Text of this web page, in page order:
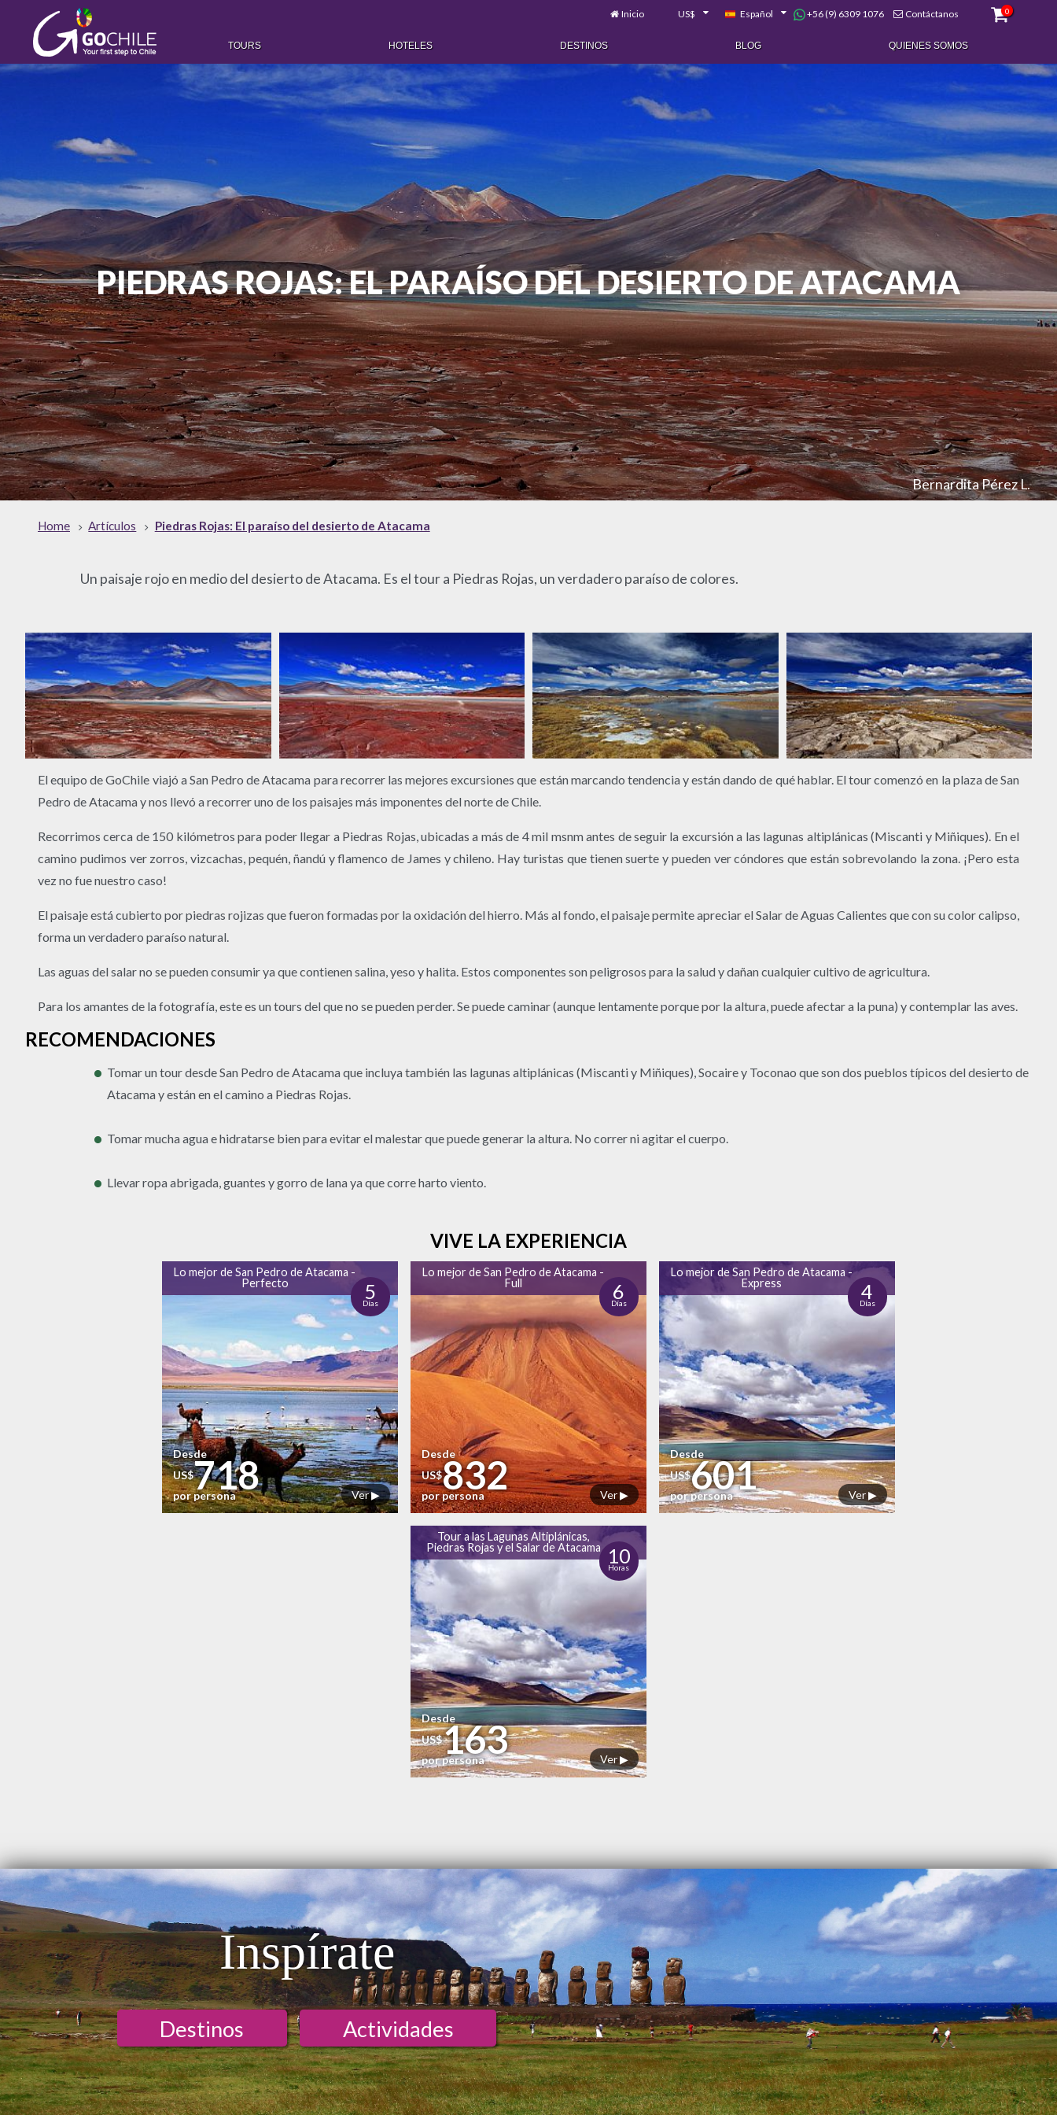
Inicio US$ Español +56 (9) 6309 1076 Contáctanos 0
TOURS HOTELES DESTINOS BLOG QUIENES SOMOS
PIEDRAS ROJAS: EL PARAÍSO DEL DESIERTO DE ATACAMA
Bernardita Pérez L.
Home Artículos Piedras Rojas: El paraíso del desierto de Atacama
Un paisaje rojo en medio del desierto de Atacama. Es el tour a Piedras Rojas, un verdadero paraíso de colores.
El equipo de GoChile viajó a San Pedro de Atacama para recorrer las mejores excursiones que están marcando tendencia y están dando de qué hablar. El tour comenzó en la plaza de San
Pedro de Atacama y nos llevó a recorrer uno de los paisajes más imponentes del norte de Chile.
Recorrimos cerca de 150 kilómetros para poder llegar a Piedras Rojas, ubicadas a más de 4 mil msnm antes de seguir la excursión a las lagunas altiplánicas (Miscanti y Miñiques). En el
camino pudimos ver zorros, vizcachas, pequén, ñandú y flamenco de James y chileno. Hay turistas que tienen suerte y pueden ver cóndores que están sobrevolando la zona. ¡Pero esta
vez no fue nuestro caso!
El paisaje está cubierto por piedras rojizas que fueron formadas por la oxidación del hierro. Más al fondo, el paisaje permite apreciar el Salar de Aguas Calientes que con su color calipso,
forma un verdadero paraíso natural.
Las aguas del salar no se pueden consumir ya que contienen salina, yeso y halita. Estos componentes son peligrosos para la salud y dañan cualquier cultivo de agricultura.
Para los amantes de la fotografía, este es un tours del que no se pueden perder. Se puede caminar (aunque lentamente porque por la altura, puede afectar a la puna) y contemplar las aves.
RECOMENDACIONES
Tomar un tour desde San Pedro de Atacama que incluya también las lagunas altiplánicas (Miscanti y Miñiques), Socaire y Toconao que son dos pueblos típicos del desierto de
Atacama y están en el camino a Piedras Rojas.
Tomar mucha agua e hidratarse bien para evitar el malestar que puede generar la altura. No correr ni agitar el cuerpo.
Llevar ropa abrigada, guantes y gorro de lana ya que corre harto viento.
VIVE LA EXPERIENCIA
Lo mejor de San Pedro de Atacama -
Perfecto
5
Días
Ver ▶
Desde
US$718
por persona
Lo mejor de San Pedro de Atacama -
Full
6
Días
Ver ▶
Desde
US$832
por persona
Lo mejor de San Pedro de Atacama -
Express
4
Días
Ver ▶
Desde
US$601
por persona
Tour a las Lagunas Altiplánicas,
Piedras Rojas y el Salar de Atacama
10
Horas
Ver ▶
Desde
US$163
por persona
Inspírate
Destinos Actividades